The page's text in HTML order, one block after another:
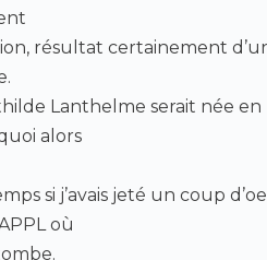
résultat certainement
Lanthelme serait née en
alors
si j’avais jeté un coup
où